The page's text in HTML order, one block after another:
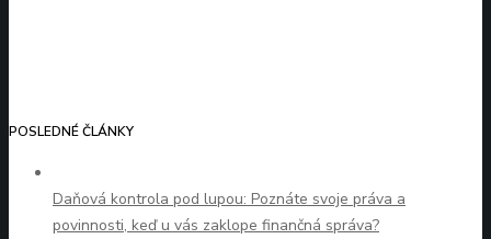
POSLEDNÉ ČLÁNKY
Daňová kontrola pod lupou: Poznáte svoje práva a
povinnosti, keď u vás zaklope finančná správa?